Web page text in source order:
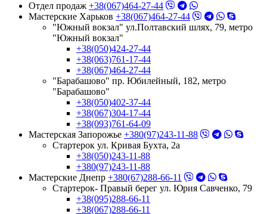
Отдел продаж +38(067)464-27-44
Мастерские Харьков +38(067)464-27-44
"Южный вокзал" ул.Полтавский шлях, 79, метро
"Южный вокзал"
+38(050)424-27-44
+38(063)761-17-44
+38(067)464-27-44
"Барабашово" пр. Юбилейный, 182, метро
"Барабашово"
+38(050)402-37-44
+38(067)304-17-44
+38(093)761-64-09
Мастерская Запорожье +380(97)243-11-88
Стартерок ул. Кривая Бухта, 2а
+38(050)243-11-88
+380(97)243-11-88
Мастерские Днепр +380(67)288-66-11
Стартерок- Правый берег ул. Юрия Савченко, 79
+38(095)288-66-11
+38(067)288-66-11